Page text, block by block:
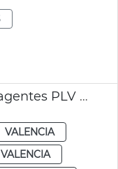
Incorporación 119 nuevos agentes PLV de Barrio
VALENCIA
VALENCIA